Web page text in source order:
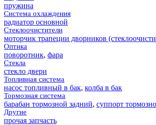
пружина
Система охлаждения
радиатор основной
Стеклоочистители
моторчик трапеции дворников
Оптика
поворотник, фара
Стекла
стекло двери
Топливная система
насос топливный в бак, колба в бак
Тормозная система
барабан тормозной задний, суппорт
Другие
прочая запчасть